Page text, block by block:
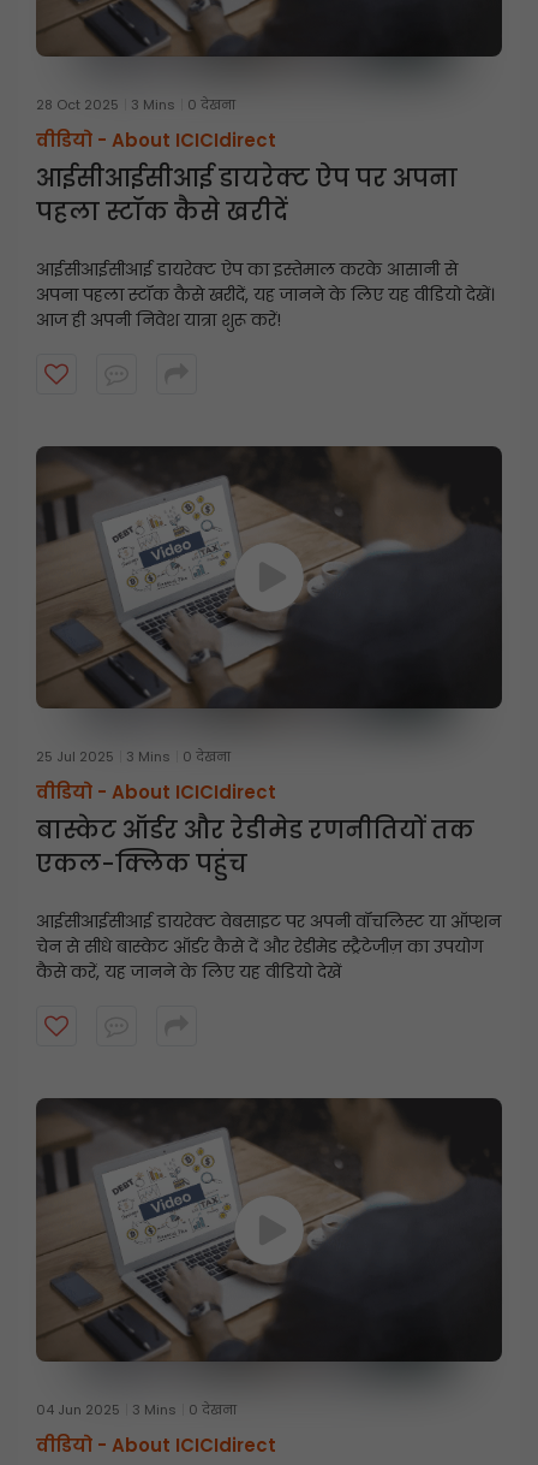
28 Oct 2025 3 Mins 0 देखना
वीडियो - About ICICIdirect
आईसीआईसीआई डायरेक्ट ऐप पर अपना
पहला स्टॉक कैसे खरीदें
आईसीआईसीआई डायरेक्ट ऐप का इस्तेमाल करके आसानी से
अपना पहला स्टॉक कैसे खरीदें, यह जानने के लिए यह वीडियो देखें।
आज ही अपनी निवेश यात्रा शुरू करें!
25 Jul 2025 3 Mins 0 देखना
वीडियो - About ICICIdirect
बास्केट ऑर्डर और रेडीमेड रणनीतियों तक
एकल-क्लिक पहुंच
आईसीआईसीआई डायरेक्ट वेबसाइट पर अपनी वॉचलिस्ट या ऑप्शन
चेन से सीधे बास्केट ऑर्डर कैसे दें और रेडीमेड स्ट्रैटेजीज़ का उपयोग
कैसे करें, यह जानने के लिए यह वीडियो देखें
04 Jun 2025 3 Mins 0 देखना
वीडियो - About ICICIdirect